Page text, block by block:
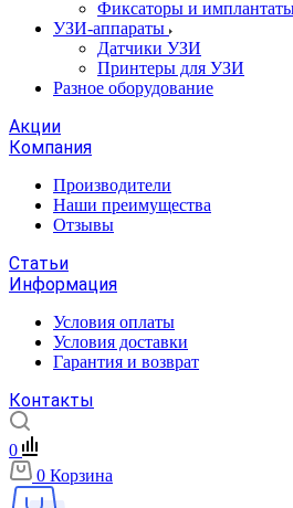
Фиксаторы и
УЗИ-аппараты
Датчики УЗИ
Принтеры для УЗИ
Разное оборудование
Акции
Компания
Производители
Наши преимущества
Отзывы
Статьи
Информация
Условия оплаты
Условия доставки
Гарантия и возврат
Контакты
0
0 Корзина